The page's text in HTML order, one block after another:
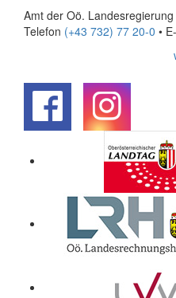
Amt der Oö.
Telefon (+43 732) 77 20-0 •